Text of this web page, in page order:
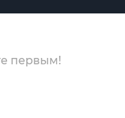
первым!